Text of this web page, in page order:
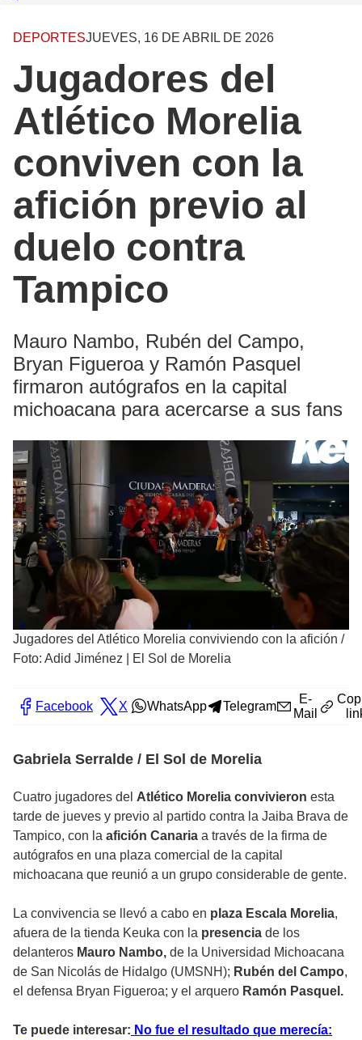
DEPORTESJUEVES, 16 DE ABRIL DE 2026
Jugadores del
Atlético Morelia
conviven con la
afición previo al
duelo contra
Tampico
Mauro Nambo, Rubén del Campo,
Bryan Figueroa y Ramón Pasquel
firmaron autógrafos en la capital
michoacana para acercarse a sus fans
Jugadores del Atlético Morelia conviviendo con la afición /
Foto: Adid Jiménez | El Sol de Morelia
Facebook X WhatsApp Telegram
E-
Mail
Gabriela Serralde / El Sol de Morelia
Cuatro jugadores del Atlético Morelia convivieron esta
tarde de jueves y previo al partido contra la Jaiba Brava de
Tampico, con la afición Canaria a través de la firma de
autógrafos en una plaza comercial de la capital
michoacana que reunió a un grupo considerable de gente.
La convivencia se llevó a cabo en plaza Escala Morelia,
afuera de la tienda Keuka con la presencia de los
delanteros Mauro Nambo, de la Universidad Michoacana
de San Nicolás de Hidalgo (UMSNH); Rubén del Campo,
el defensa Bryan Figueroa; y el arquero Ramón Pasquel.
Te puede interesar: No fue el resultado que merecía: